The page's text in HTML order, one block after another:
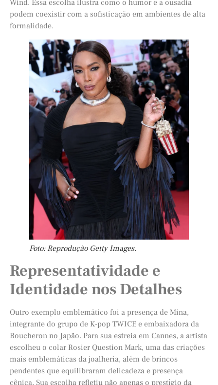
Wind. Essa escolha ilustra como o humor e a ousadia
podem coexistir com a sofisticação em ambientes de alta
formalidade.
Foto: Reprodução Getty Images.
Representatividade e
Identidade nos Detalhes
Outro exemplo emblemático foi a presença de Mina,
integrante do grupo de K-pop TWICE e embaixadora da
Boucheron no Japão. Para sua estreia em Cannes, a artista
escolheu o colar Rosier Question Mark, uma das criações
mais emblemáticas da joalheria, além de brincos
pendentes que equilibraram delicadeza e presença
cênica. Sua escolha refletiu não apenas o prestígio da